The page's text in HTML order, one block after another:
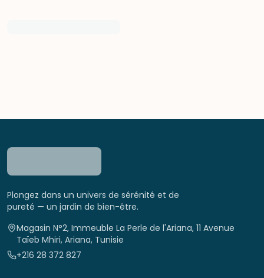
Plongez dans un univers de sérénité et de
pureté — un jardin de bien-être.
Magasin N°2, Immeuble La Perle de l'Ariana, 11 Avenue
Taïeb Mhiri, Ariana, Tunisie
+216 28 372 827